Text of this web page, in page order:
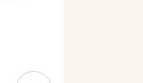
と自然
葉と美
の空と